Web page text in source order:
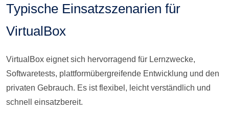
Typische Einsatzszenarien für
VirtualBox
VirtualBox eignet sich hervorragend für Lernzwecke,
Softwaretests, plattformübergreifende Entwicklung und den
privaten Gebrauch. Es ist flexibel, leicht verständlich und
schnell einsatzbereit.